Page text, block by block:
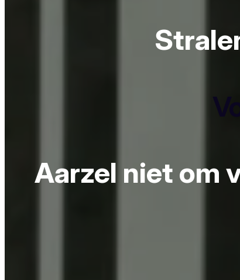
Aarzel niet om